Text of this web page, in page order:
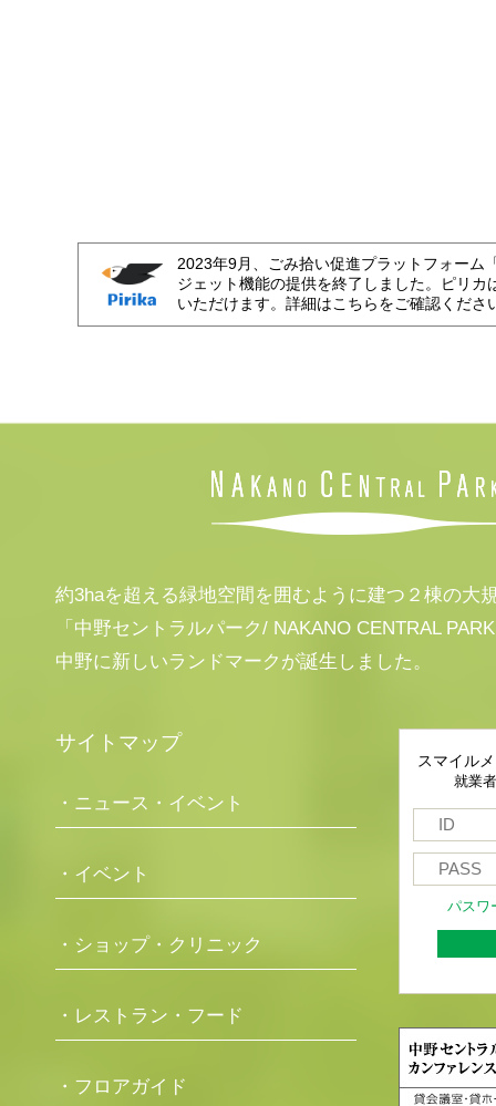
2023年9月、ごみ拾い促進プラットフォーム
ジェット機能の提供を終了しました。ピリカ
いただけます。詳細はこちらをご確認くださ
約3haを超える緑地空間を囲むように建つ２棟の大
「中野セントラルパーク/ NAKANO CENTRAL
中野に新しいランドマークが誕生しました。
サイトマップ
・ニュース・イベント
・イベント
・ショップ・クリニック
・レストラン・フード
・フロアガイド
スマイル
就業
パスワ